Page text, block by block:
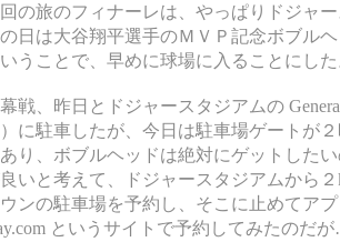
の旅のフィナーレは、やっぱりドジャ
日は大谷翔平選手のＭＶＰ記念ボブル
うことで、早めに球場に入ることにし
戦、昨日とドジャースタジアムの
に駐車したが、今日は駐車場ゲートが
り、ボブルヘッドは絶対にゲットした
いと考えて、ドジャースタジアムから
ンの駐車場を予約し、そこに止めてア
というサイトで予約してみたのだ